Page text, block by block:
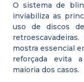
O sistema de
inviabiliza as
uso de discos
mostra essencial
reforçada evita
maioria dos casos.